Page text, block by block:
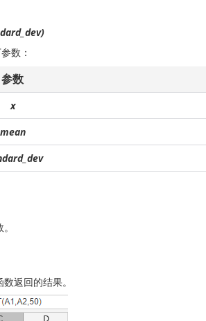
数：
参数
x
mean
数返回的结果。